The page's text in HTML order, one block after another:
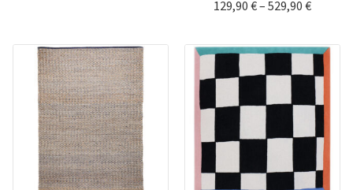
through
189,90 €
129,90 €– 529,90 €Price
129,90 €
529,90 €